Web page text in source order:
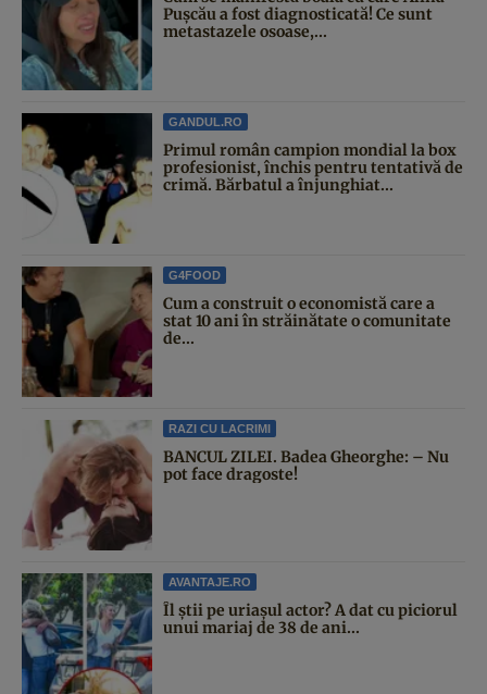
Pușcău a fost diagnosticată! Ce sunt
metastazele osoase,...
GANDUL.RO
Primul român campion mondial la box
profesionist, închis pentru tentativă de
crimă. Bărbatul a înjunghiat...
G4FOOD
Cum a construit o economistă care a
stat 10 ani în străinătate o comunitate
de...
RAZI CU LACRIMI
BANCUL ZILEI. Badea Gheorghe: – Nu
pot face dragoste!
AVANTAJE.RO
Îl știi pe uriașul actor? A dat cu piciorul
unui mariaj de 38 de ani...